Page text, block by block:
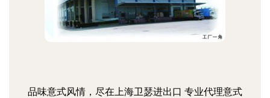
品味意式风情，尽在上海卫瑟进出口 专业代理意式